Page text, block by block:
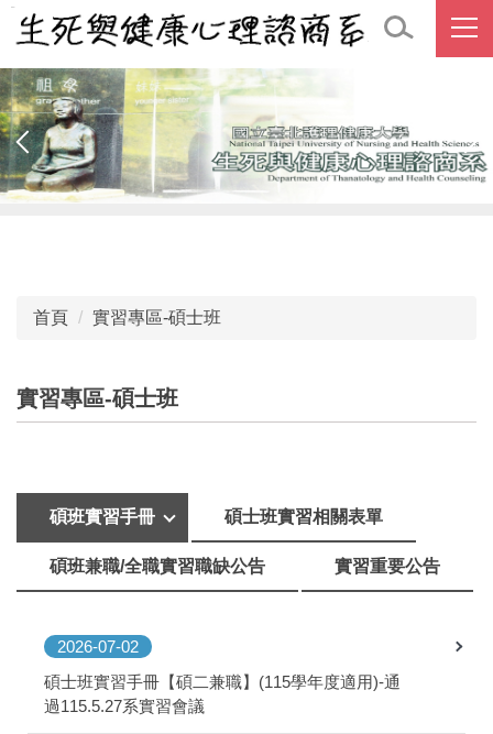
跳
到
主
要
內
容
區
首頁 實習專區-碩士班
實習專區-碩士班
碩班實習手冊 碩士班實習相關表單
碩班兼職/全職實習職缺公告 實習重要公告
2026-07-02
碩士班實習手冊【碩二兼職】(115學年度適用)-通
過115.5.27系實習會議